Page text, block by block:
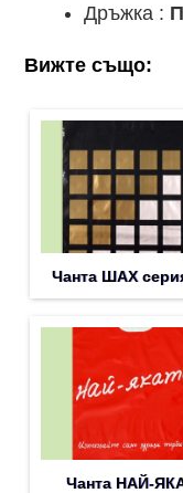
Дръжка :
Вижте също:
Чанта ШАХ
Чанта НАЙ-